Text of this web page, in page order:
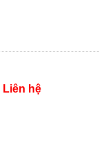
Liên hệ